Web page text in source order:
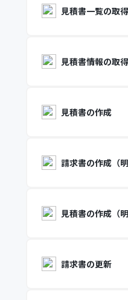
見積書一覧の取得
見積書情報の取得
見積書の作成
請求書の作成（
見積書の作成（
請求書の更新